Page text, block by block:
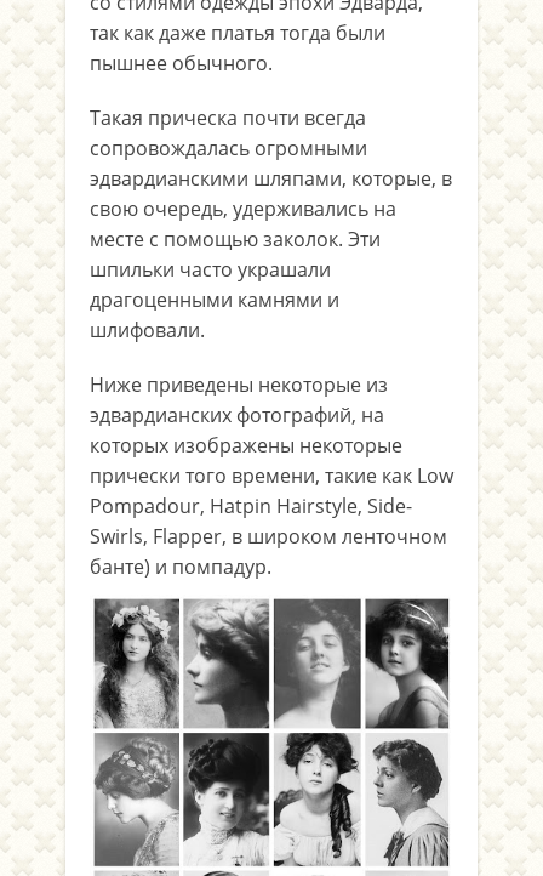
так как даже платья тогда были
пышнее обычного.
Такая прическа почти всегда
сопровождалась огромными
эдвардианскими шляпами, которые, в
свою очередь, удерживались на
месте с помощью заколок. Эти
шпильки часто украшали
драгоценными камнями и
шлифовали.
Ниже приведены некоторые из
эдвардианских фотографий, на
которых изображены некоторые
прически того времени, такие как Low
Pompadour, Hatpin Hairstyle, Side-
Swirls, Flapper, в широком ленточном
банте) и помпадур.